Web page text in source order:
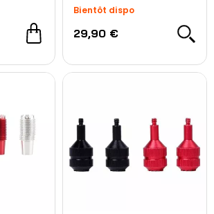
Bientôt dispo
29,90 €